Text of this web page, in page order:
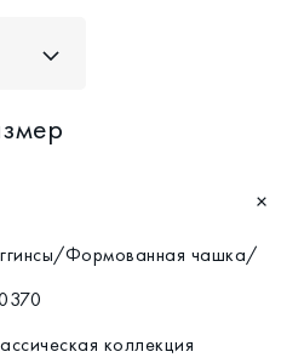
Формованная чашка/
коллекция